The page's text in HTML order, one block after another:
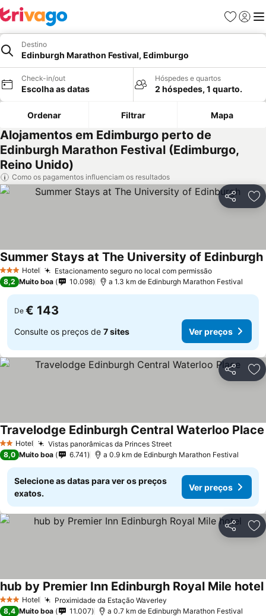
Favoritos
Iniciar
Destino
Edinburgh Marathon Festival, Edimburgo
Check-in/out
Escolha as datas
Hóspedes e quartos
2 hóspedes, 1 quarto.
Ordenar Filtrar Mapa
Alojamentos em Edimburgo perto de
Edinburgh Marathon Festival (Edimburgo,
Reino Unido)
Como os pagamentos influenciam os resultados
Partilhar
3 EstrelasHotel Estacionamento seguro no local com permissão
Summer Stays at The University of Edinburgh
8,2 Muito boa 10.098 a 1.3 km de Edinburgh Marathon Festival
De € 143
Consulte os preços de 7 sites Ver preços
Partilhar
2 Estrelas
Hotel Vistas panorâmicas da Princes Street
Travelodge Edinburgh Central Waterloo Place
8,0 Muito boa 6.741 a 0.9 km de Edinburgh Marathon Festival
Selecione as datas para ver os preços
exatos.
Ver preços
Partilhar
3 EstrelasHotel Proximidade da Estação Waverley
hub by Premier Inn Edinburgh Royal Mile hotel
8,4 Muito boa 11.007 a 0.7 km de Edinburgh Marathon Festival